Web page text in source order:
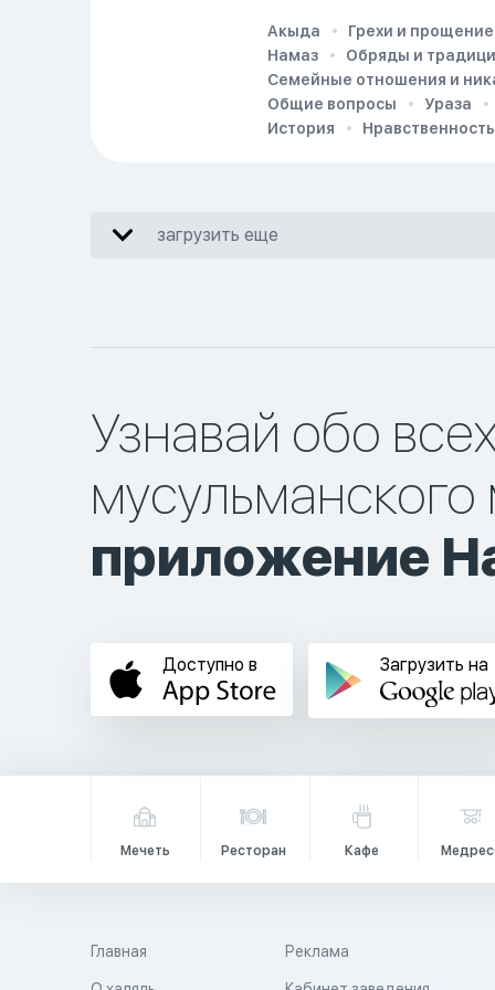
Акыда Грехи и прощение
Намаз
Обряды и
Семейные отношения и
Общие вопросы
Ураза
История
Нравственность
загрузить еще
Узнавай обо
приложение
Доступно в Загрузить на
Мечеть Ресторан Кафе
Главная Реклама